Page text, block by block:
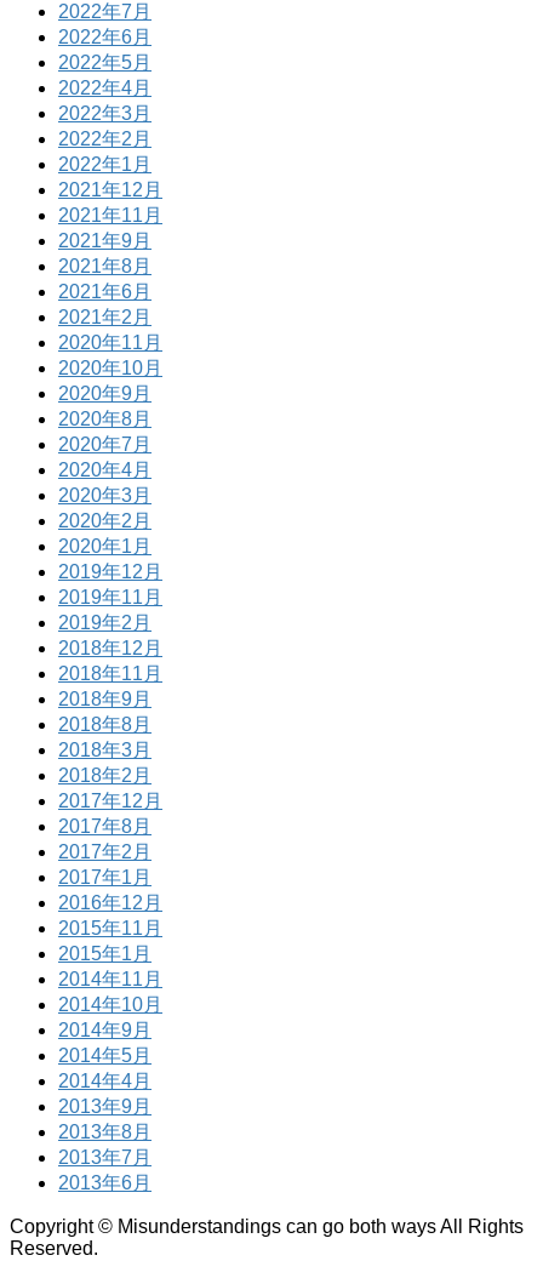
2022年7月
2022年6月
2022年5月
2022年4月
2022年3月
2022年2月
2022年1月
2021年12月
2021年11月
2021年9月
2021年8月
2021年6月
2021年2月
2020年11月
2020年10月
2020年9月
2020年8月
2020年7月
2020年4月
2020年3月
2020年2月
2020年1月
2019年12月
2019年11月
2019年2月
2018年12月
2018年11月
2018年9月
2018年8月
2018年3月
2018年2月
2017年12月
2017年8月
2017年2月
2017年1月
2016年12月
2015年11月
2015年1月
2014年11月
2014年10月
2014年9月
2014年5月
2014年4月
2013年9月
2013年8月
2013年7月
2013年6月
Copyright © Misunderstandings can go both ways All Rights
Reserved.